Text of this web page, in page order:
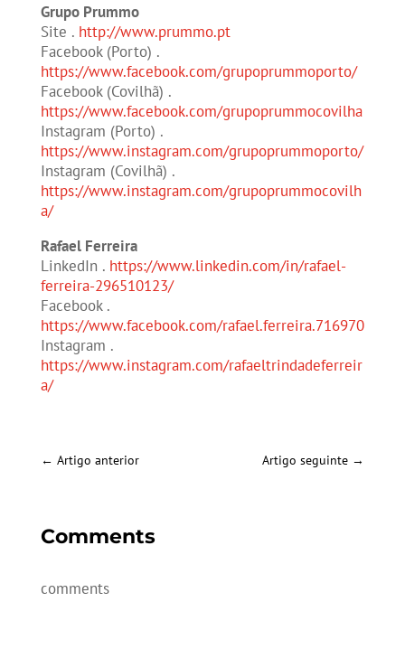
Grupo Prummo
Site .http://www.prummo.pt
Facebook (Porto) .
https://www.facebook.com/grupoprummoporto/
Facebook (Covilhã) .
https://www.facebook.com/grupoprummocovilha
Instagram (Porto) .
https://www.instagram.com/grupoprummoporto/
Instagram (Covilhã) .
https://www.instagram.com/grupoprummocovilh
a/
Rafael Ferreira
LinkedIn . https://www.linkedin.com/in/rafael-
ferreira-296510123/
Facebook .
https://www.facebook.com/rafael.ferreira.716970
Instagram .
https://www.instagram.com/rafaeltrindadeferreir
a/
← Artigo anterior Artigo seguinte →
Comments
comments